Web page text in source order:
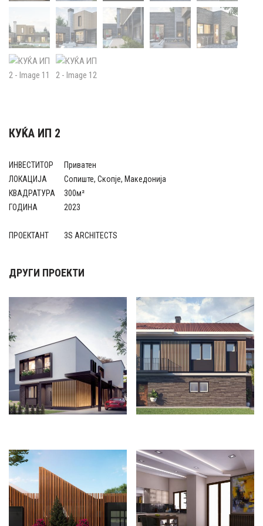
КУЌА ИП 2
ИНВЕСТИТОР
Приватен
ЛОКАЦИЈА
Сопиште, Скопје, Македонија
КВАДРАТУРА
300м²
ГОДИНА
2023
ПРОЕКТАНТ 3S ARCHITECTS
ДРУГИ ПРОЕКТИ